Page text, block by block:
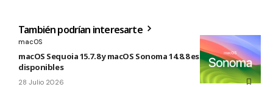
También podrían interesarte
macOS
macOS Sequoia 15.7.8 y macOS Sonoma 14.8.8 están
disponibles
28 Julio 2026